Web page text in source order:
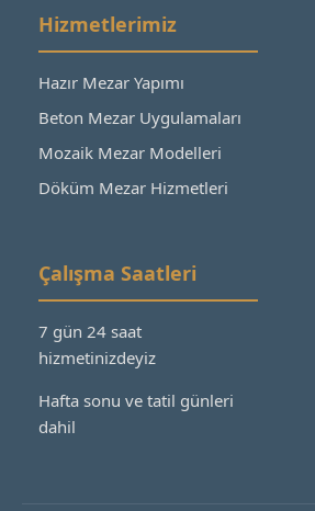
Hizmetlerimiz
Hazır Mezar Yapımı
Beton Mezar Uygulamaları
Mozaik Mezar Modelleri
Döküm Mezar Hizmetleri
Çalışma Saatleri
7 gün 24 saat
hizmetinizdeyiz
Hafta sonu ve tatil günleri
dahil